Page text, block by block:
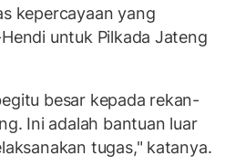
kepercayaan yang
untuk Pilkada Jateng
besar kepada rekan-
Ini adalah bantuan luar
tugas," katanya.